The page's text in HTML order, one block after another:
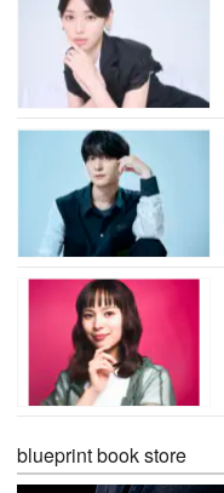
blueprint book store